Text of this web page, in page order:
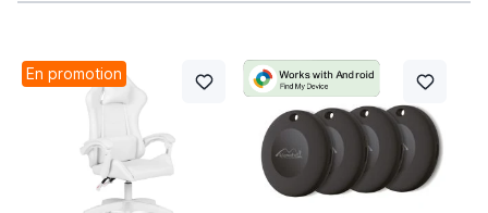
En promotion